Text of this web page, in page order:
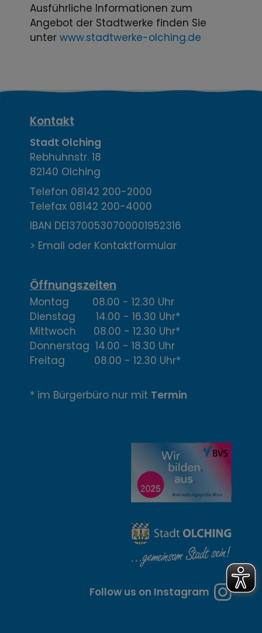
Ausführliche Informationen zum
Angebot der Stadtwerke finden Sie
unterwww.stadtwerke-olching.de
K
o
n
t
a
k
,
Ö
f
f
n
u
Kontakt
Stadt Olching
Rebhuhnstr. 18
82140 Olching
Telefon 08142 200-2000
Telefax 08142 200-4000
IBAN DE13700530700001952316
> Email oder Kontaktformular
Öffnungszeiten
Montag 08.00 - 12.30 Uhr
Dienstag 14.00 - 16.30 Uhr*
Mittwoch 08.00 - 12.30 Uhr*
Donnerstag 14.00 - 18.30 Uhr
Freitag 08.00 - 12.30 Uhr*
* im Bürgerbüro nur mit Termin
Follow us on Instagram